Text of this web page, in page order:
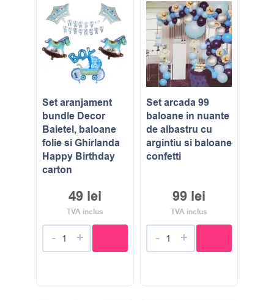
Set aranjament
bundle Decor
Baietel, baloane
folie si Ghirlanda
Happy Birthday
carton
49 lei
TVA inclus
- +
Set arcada 99
baloane in nuante
de albastru cu
argintiu si baloane
confetti
99 lei
TVA inclus
- +